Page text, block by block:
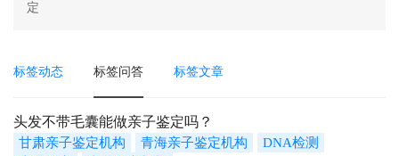
定
标签动态 标签问答 标签文章
头发不带毛囊能做亲子鉴定吗？
甘肃亲子鉴定机构 青海亲子鉴定机构
DNA检测